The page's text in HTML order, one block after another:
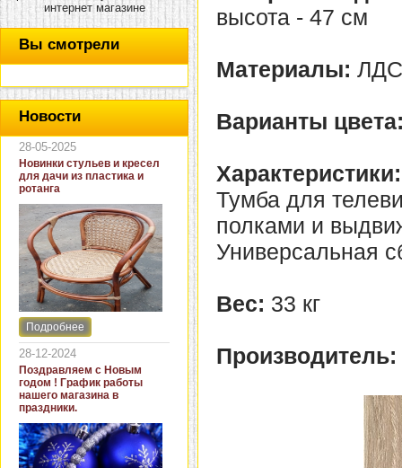
интернет магазине
Вы смотрели
Новости
28-05-2025
Новинки стульев и кресел
для дачи из пластика и
ротанга
Интернет-магазин "Кровать
и диван" представляет
новинки стульев и кресел
для дачи. В ассортименте
представлены как
бюджетные модели из
пластика для дачи, так и
кресла для загородных
домов из натурального и
искусственного ротанга.
Подробнее
28-12-2024
Поздравляем с Новым
годом ! График работы
нашего магазина в
праздники.
высота - 47 см
Материалы:
Варианты
Характеристики:
Тумба для
полками и
Универсальная
Вес: 33 кг
Производитель: